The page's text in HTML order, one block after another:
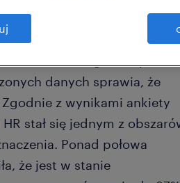
to robić i w jaki sposób
efektywność
każda organizacja.
danych sprawia, że
Zgodnie z wynikami ankiety
HR stał się jednym z
Ponad połowa
że jest w stanie